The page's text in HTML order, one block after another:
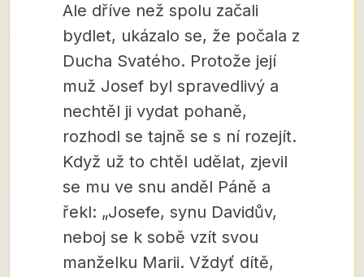
Ale dříve než spolu začali
bydlet, ukázalo se, že počala z
Ducha Svatého. Protože její
muž Josef byl spravedlivý a
nechtěl ji vydat pohaně,
rozhodl se tajně se s ní rozejít.
Když už to chtěl udělat, zjevil
se mu ve snu anděl Páně a
řekl: „Josefe, synu Davidův,
neboj se k sobě vzít svou
manželku Marii. Vždyť dítě,